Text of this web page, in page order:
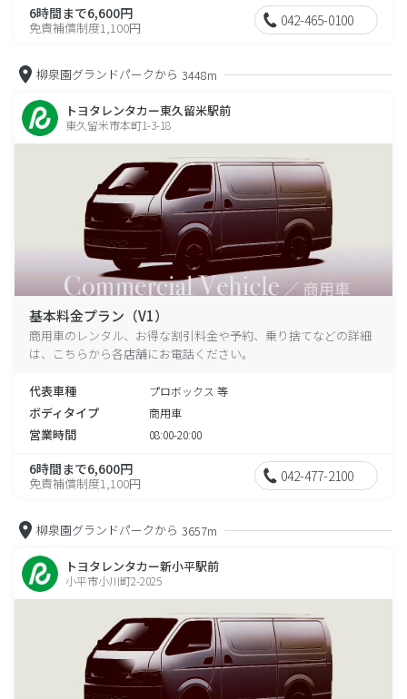
6時間まで6,600円
免責補償制度1,100円 042-465-0100
柳泉園グランドパークから 3448m
トヨタレンタカー東久留米駅前
東久留米市本町1-3-18
基本料金プラン（V1）
商用車のレンタル、お得な割引料金や予約、乗り捨てなどの詳細
は、こちらから各店舗にお電話ください。
代表車種 プロボックス 等
ボディタイプ 商用車
営業時間 08:00-20:00
6時間まで6,600円
免責補償制度1,100円 042-477-2100
柳泉園グランドパークから 3657m
トヨタレンタカー新小平駅前
小平市小川町2-2025